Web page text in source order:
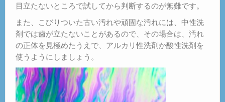
目立たないところで試してから判断するのが無難です。
また、こびりついた古い汚れや頑固な汚れには、中性洗
剤では歯が立たないことがあるので、その場合は、汚れ
の正体を見極めたうえで、アルカリ性洗剤か酸性洗剤を
使うようにしましょう。